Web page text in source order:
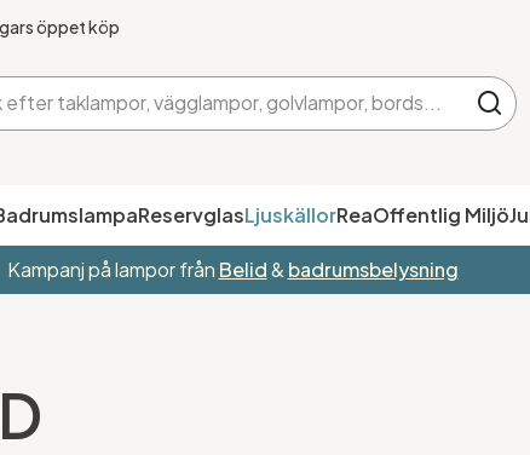
öppet köp
ReservglasLjuskällorReaOffentlig Miljö
Kampanj på lampor från Belid& badrumsbelysning